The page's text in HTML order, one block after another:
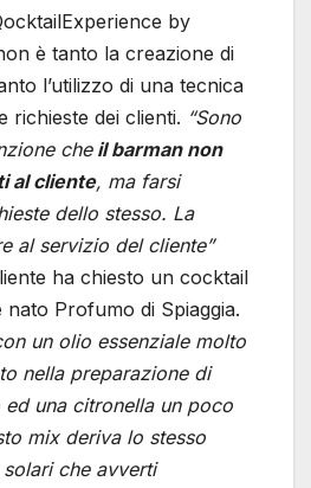
by
è tanto la creazione di
l’utilizzo di una tecnica
richieste dei clienti. “Sono
cheil barman non
al cliente, ma farsi
dello stesso. La
al servizio del cliente”
ha chiesto un cocktail
nato Profumo di Spiaggia.
un olio essenziale molto
nella preparazione di
una citronella un poco
mix deriva lo stesso
che avverti